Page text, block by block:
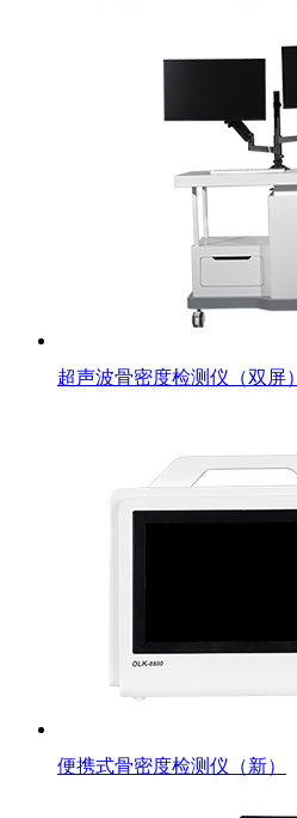
超声波骨密度检测仪（双屏）
便携式骨密度检测仪（新）